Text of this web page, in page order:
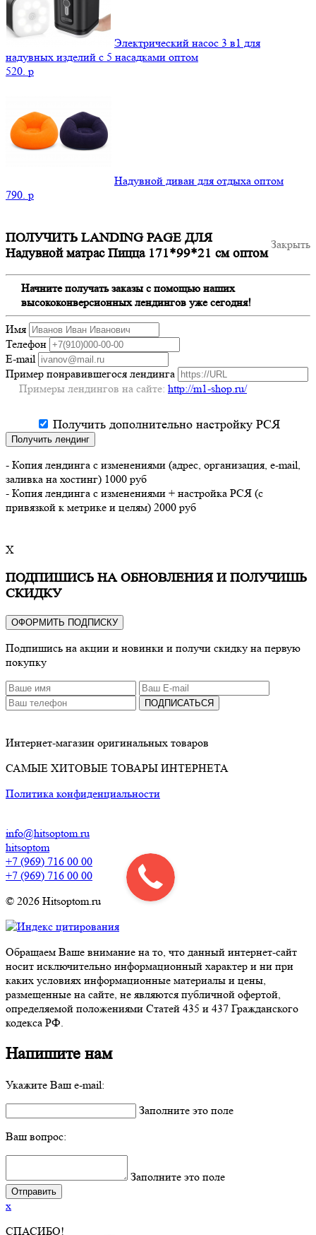
Электрический насос 3 в1 для
надувных изделий с 5 насадками оптом
520. p
Надувной диван для отдыха оптом
790. p
Закрыть
ПОЛУЧИТЬ LANDING PAGE ДЛЯ
Надувной матрас Пицца 171*99*21 см оптом
Начните получать заказы с помощью наших
высококонверсионных лендингов уже сегодня!
Имя
Телефон
E-mail
Пример понравившегося лендинга
Примеры лендингов на сайте: http://m1-shop.ru/
Получить дополнительно настройку РСЯ
Получить лендинг
- Копия лендинга с изменениями (адрес, организация, e-mail,
заливка на хостинг) 1000 руб
- Копия лендинга с изменениями + настройка РСЯ (с
привязкой к метрике и целям) 2000 руб
X
ПОДПИШИСЬ НА ОБНОВЛЕНИЯ И ПОЛУЧИШЬ
СКИДКУ
ОФОРМИТЬ ПОДПИСКУ
Подпишись на акции и новинки и получи скидку на первую
покупку
ПОДПИСАТЬСЯ
Интернет-магазин оригинальных товаров
САМЫЕ ХИТОВЫЕ ТОВАРЫ ИНТЕРНЕТА
Политика конфиденциальности
info@hitsoptom.ru
hitsoptom
+7 (969) 716 00 00
+7 (969) 716 00 00
© 2026 Hitsoptom.ru
Обращаем Ваше внимание на то, что данный интернет-сайт
носит исключительно информационный характер и ни при
каких условиях информационные материалы и цены,
размещенные на сайте, не являются публичной офертой,
определяемой положениями Статей 435 и 437 Гражданского
кодекса РФ.
Напишите нам
Укажите Ваш e-mail:
Заполните это поле
Ваш вопрос:
Заполните это поле
x
СПАСИБО!